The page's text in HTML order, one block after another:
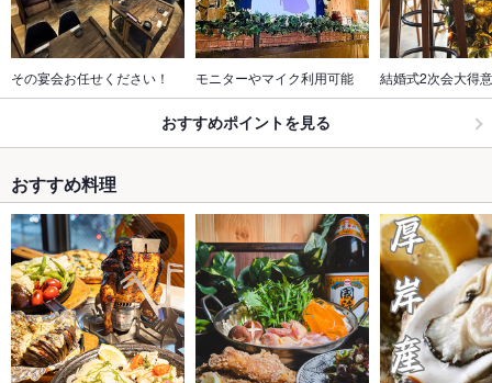
その宴会お任せください！ モニターやマイク利用可能 結婚式2次会大得
おすすめポイントを見る
おすすめ料理